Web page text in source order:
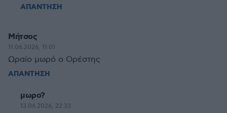
ΑΠΑΝΤΗΣΗ
Μήτσος
11.06.2026, 11:01
Ωραίο μωρό ο Ορέστης
ΑΠΑΝΤΗΣΗ
μωρο?
13.06.2026, 22:33